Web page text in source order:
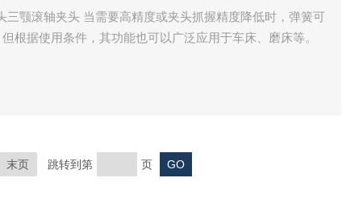
颚滚轴夹头 当需要高精度或夹头抓握精度降低时，弹簧可
根据使用条件，其功能也可以广泛应用于车床、磨床等。
末页 跳转到第 页